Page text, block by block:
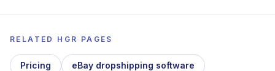
RELATED HGR PAGES
Pricing eBay dropshipping software